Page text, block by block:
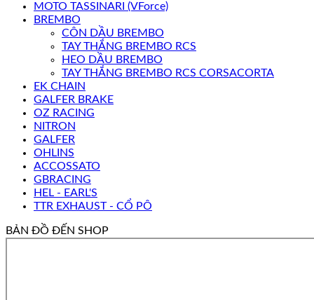
MOTO TASSINARI (VForce)
BREMBO
CÔN DẦU BREMBO
TAY THẮNG BREMBO RCS
HEO DẦU BREMBO
TAY THẮNG BREMBO RCS CORSACORTA
EK CHAIN
GALFER BRAKE
OZ RACING
NITRON
GALFER
OHLINS
ACCOSSATO
GBRACING
HEL - EARL'S
TTR EXHAUST - CỔ PÔ
BẢN ĐỒ ĐẾN SHOP